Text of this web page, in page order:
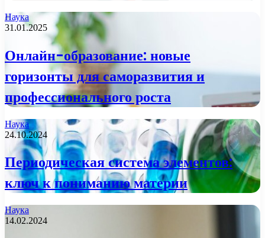
Наука
31.01.2025
Онлайн-образование: новые
горизонты для саморазвития и
профессионального роста
Наука
24.10.2024
Периодическая система элементов:
ключ к пониманию материи
Наука
14.02.2024